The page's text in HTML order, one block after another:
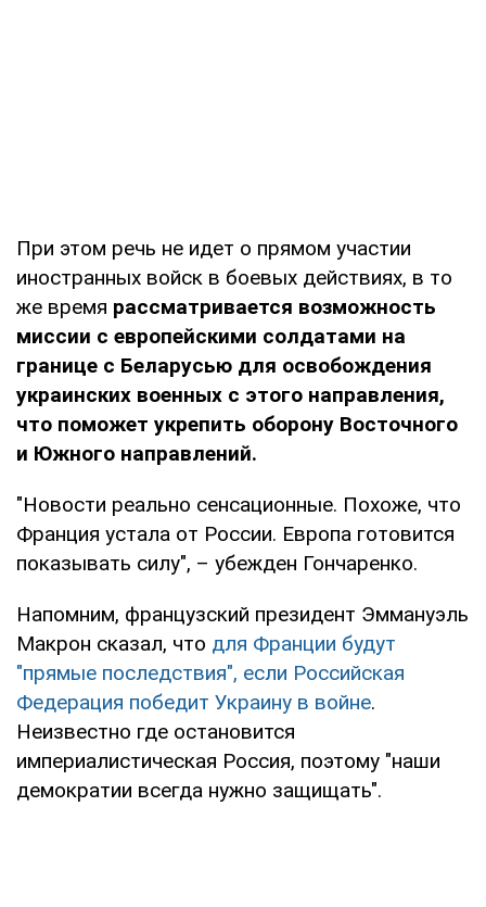
При этом речь не идет о прямом участии
иностранных войск в боевых действиях, в то
же время рассматривается возможность
миссии с европейскими солдатами на
границе с Беларусью для освобождения
украинских военных с этого направления,
что поможет укрепить оборону Восточного
и Южного направлений.
"Новости реально сенсационные. Похоже, что
Франция устала от России. Европа готовится
показывать силу", – убежден Гончаренко.
Напомним, французский президент Эммануэль
Макрон сказал, что для Франции будут
"прямые последствия", если Российская
Федерация победит Украину в войне.
Неизвестно где остановится
империалистическая Россия, поэтому "наши
демократии всегда нужно защищать".